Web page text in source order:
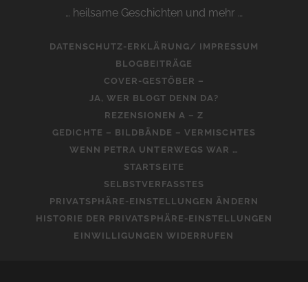
… heilsame Geschichten und mehr …
DATENSCHUTZ-ERKLÄRUNG/ IMPRESSUM
BLOGBEITRÄGE
COVER-GESTÖBER –
JA, WER BLOGT DENN DA?
REZENSIONEN A – Z
GEDICHTE – BILDBÄNDE – VERMISCHTES
WENN PETRA UNTERWEGS WAR …
STARTSEITE
SELBSTVERFASSTES
PRIVATSPHÄRE-EINSTELLUNGEN ÄNDERN
HISTORIE DER PRIVATSPHÄRE-EINSTELLUNGEN
EINWILLIGUNGEN WIDERRUFEN